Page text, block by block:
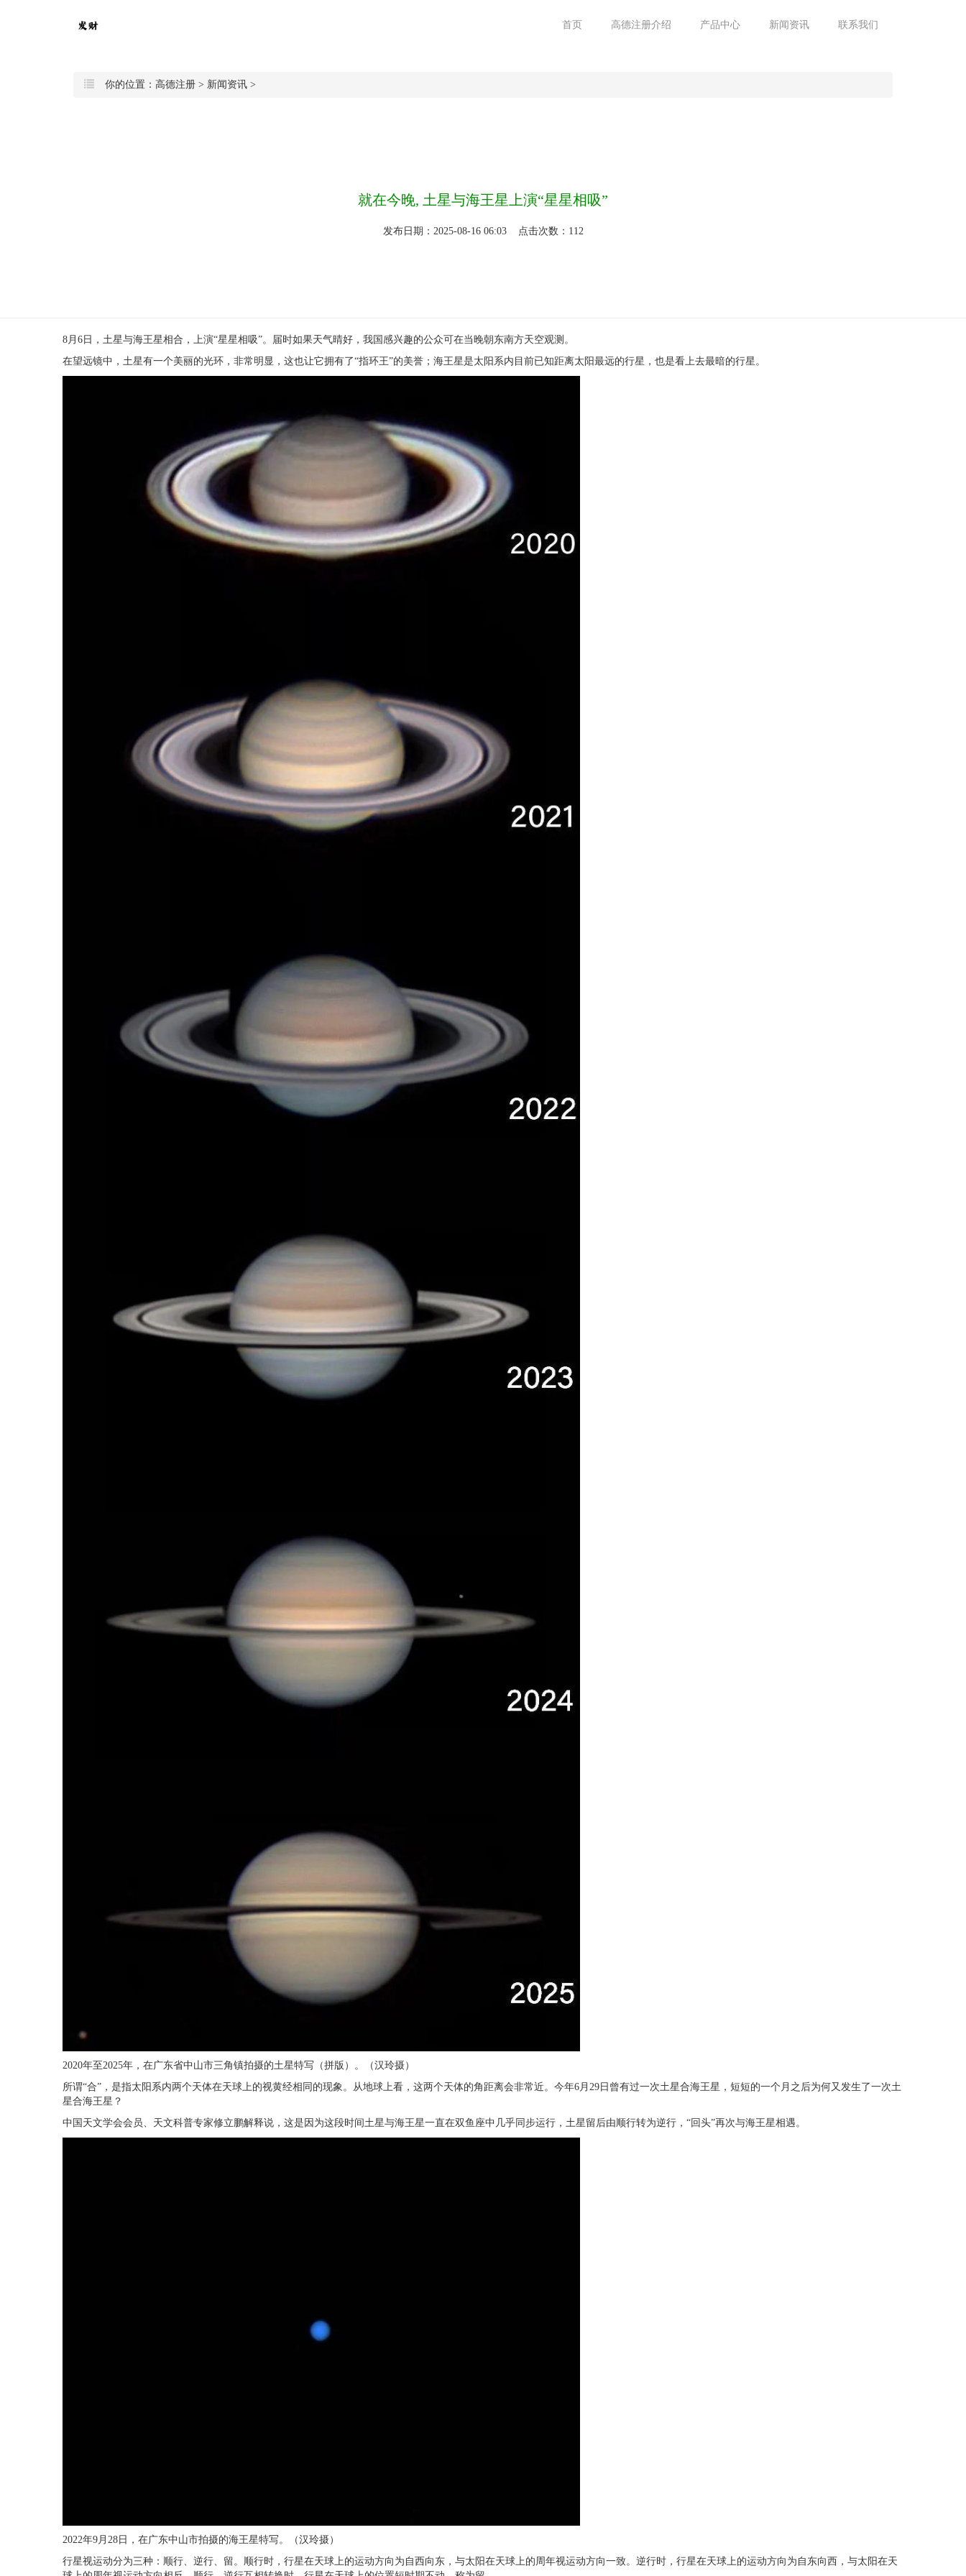
首页 高德注册介绍 产品中心 新闻资讯 联系我们
你的位置： 高德注册 > 新闻资讯 >
就在今晚, 土星与海王星上演“星星相吸”
发布日期：2025-08-16 06:03 点击次数：112
8月6日，土星与海王星相合，上演“星星相吸”。届时如果天气晴好，我国感兴趣的公众可在当晚朝东南方天空观测。
在望远镜中，土星有一个美丽的光环，非常明显，这也让它拥有了“指环王”的美誉；海王星是太阳系内目前已知距离太阳最远的行星，也是看上去最暗的行星。
2020年至2025年，在广东省中山市三角镇拍摄的土星特写（拼版）。（汉玲摄）
所谓“合”，是指太阳系内两个天体在天球上的视黄经相同的现象。从地球上看，这两个天体的角距离会非常近。今年6月29日曾有过一次土星合海王星，短短的一个月之后为何又发生了一次土
星合海王星？
中国天文学会会员、天文科普专家修立鹏解释说，这是因为这段时间土星与海王星一直在双鱼座中几乎同步运行，土星留后由顺行转为逆行，“回头”再次与海王星相遇。
2022年9月28日，在广东中山市拍摄的海王星特写。（汉玲摄）
行星视运动分为三种：顺行、逆行、留。顺行时，行星在天球上的运动方向为自西向东，与太阳在天球上的周年视运动方向一致。逆行时，行星在天球上的运动方向为自东向西，与太阳在天